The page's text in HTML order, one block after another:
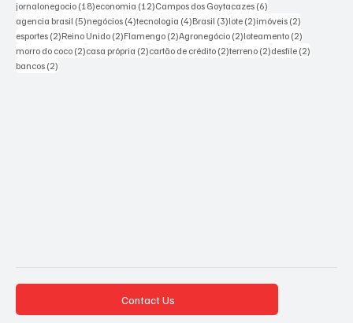
jornalonegocio (18)18 posts
economia (12)12 posts
Campos dos Goytacazes (6)
agencia brasil (5)5 posts
negócios (4)4 posts
tecnologia (4)4 posts
Brasil (3)3 posts
lote (2)2 posts
imóveis (2)
esportes (2)2 posts
Reino Unido (2)2 posts
Flamengo (2)2 posts
Agronegócio (2)2 posts
loteamento (2)
morro do coco (2)2 posts
casa própria (2)2 posts
cartão de crédito (2)2 posts
terreno (2)2 posts
desfile (2)
bancos (2)
Contact Us